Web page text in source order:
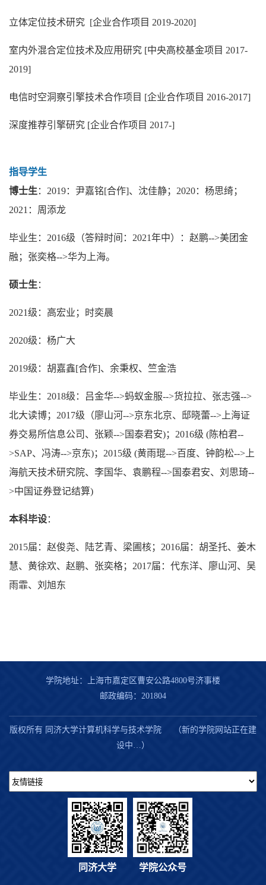
立体定位技术研究 [企业合作项目 2019-2020]
室内外混合定位技术及应用研究 [中央高校基金项目 2017-
2019]
电信时空洞察引擎技术合作项目 [企业合作项目 2016-2017]
深度推荐引擎研究 [企业合作项目 2017-]
指导学生
博士生 ：2019：尹嘉铭[合作]、沈佳静；2020：杨思绮；
2021：周添龙
毕业生：2016级（答辩时间：2021年中）：赵鹏-->美团金
融；张奕格-->华为上海。
硕士生 ：
2021级：高宏业；时奕晨
2020级：杨广大
2019级：胡嘉鑫[合作]、余秉权、竺金浩
毕业生：2018级：吕金华-->蚂蚁金服-->货拉拉、张志强-->
北大读博；2017级（廖山河-->京东北京、邸晓蕾-->上海证
券交易所信息公司、张颖-->国泰君安)；2016级 (陈柏君--
>SAP、冯涛-->京东)；2015级 (黄雨琨-->百度、钟韵松-->上
海航天技术研究院、李国华、袁鹏程-->国泰君安、刘思琦--
>中国证券登记结算)
本科毕设：
2015届：赵俊尧、陆艺青、梁圃核；2016届：胡圣托、姜木
慧、黄徐欢、赵鹏、张奕格；2017届：代东洋、廖山河、吴
雨霏、刘旭东
学院地址：上海市嘉定区曹安公路4800号济事楼
邮政编码：201804
版权所有 同济大学计算机科学与技术学院 （新的学院网站正在建
设中…）
同济大学 学院公众号